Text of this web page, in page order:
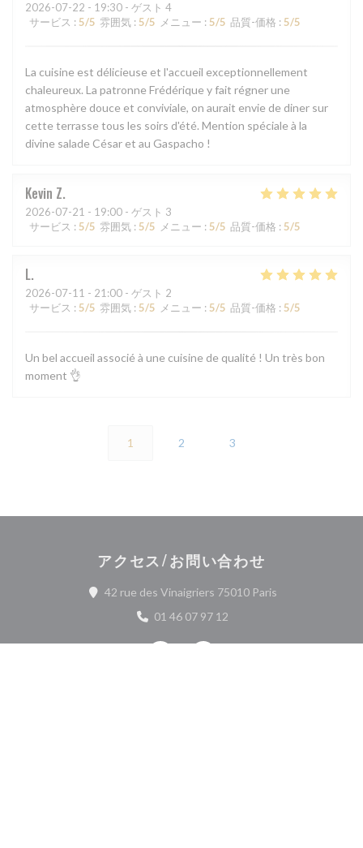
2026-07-22 - 19:30 - ゲスト 4
サービス : 5/5 雰囲気 : 5/5 メニュー : 5/5 品質-価格 : 5/5
La cuisine est délicieuse et l'accueil exceptionnellement
chaleureux. La patronne Frédérique y fait régner une
atmosphère douce et conviviale, on aurait envie de diner sur
cette terrasse tous les soirs d'été. Mention spéciale à la
divine salade César et au Gaspacho !
Kevin Z
2026-07-21 - 19:00 - ゲスト 3
サービス : 5/5 雰囲気 : 5/5 メニュー : 5/5 品質-価格 : 5/5
L
2026-07-11 - 21:00 - ゲスト 2
サービス : 5/5 雰囲気 : 5/5 メニュー : 5/5 品質-価格 : 5/5
Un bel accueil associé à une cuisine de qualité ! Un très bon
moment 👌
1 2 3
アクセス/お問い合わせ
42 rue des Vinaigriers 75010 Paris
01 46 07 97 12